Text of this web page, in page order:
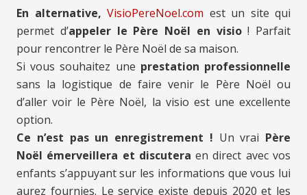
En alternative, VisioPereNoel.com est un site qui
permet d’appeler le Père Noël en visio! Parfait
pour rencontrer le Père Noël de sa maison.
Si vous souhaitez une prestation professionnelle
sans la logistique de faire venir le Père Noël ou
d’aller voir le Père Noël, la visio est une excellente
option.
Ce n’est pas un enregistrement ! Un vrai Père
Noël émerveillera et discutera en direct avec vos
enfants s’appuyant sur les informations que vous lui
aurez fournies. Le service existe depuis 2020 et les